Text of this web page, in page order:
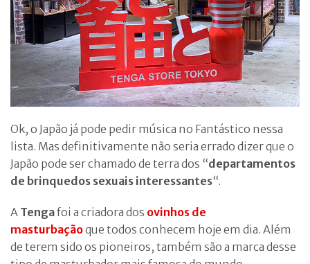
Ok, o Japão já pode pedir música no Fantástico nessa
lista. Mas definitivamente não seria errado dizer que o
Japão pode ser chamado de terra dos “departamentos
de brinquedos sexuais interessantes“.
A Tengafoi a criadora dos ovinhos de
masturbaçãoque todos conhecem hoje em dia. Além
de terem sido os pioneiros, também são a marca desse